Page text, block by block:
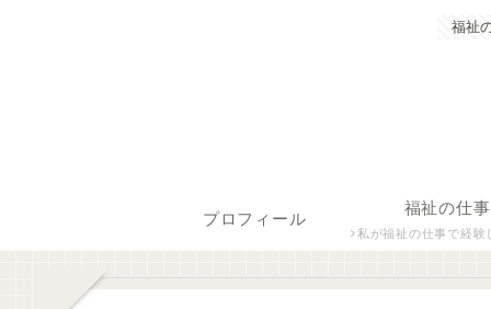
福祉
プロフィール
福祉の仕事
私が福祉の仕事で経験した保育士、障がい者生活支援員につ